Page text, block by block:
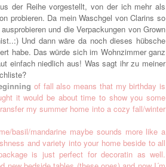
der Reihe vorgestellt, von der ich mehr als
probieren. Da mein Waschgel von Clarins so
und die Verpackungen von Grown
Und dann wäre da noch dieses hübsche
habe. Das würde sich im Wohnzimmer ganz
einfach niedlich aus! Was sagt ihr zu meiner
of fall also means that my birthday is
it would be about time to show you some
my summer home into a cozy fall/winter
basil/mandarine maybe sounds more like a
and variety into your home beside to all
is just perfect for decoratin as well.